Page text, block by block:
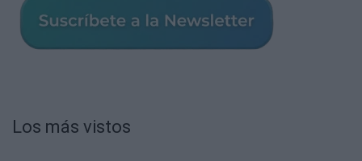
Los más vistos